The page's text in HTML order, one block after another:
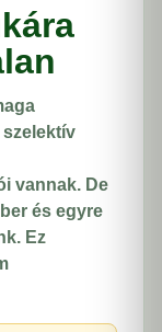
szelektív
vannak. De
és egyre
Ez